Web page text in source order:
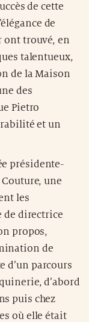
de cette
de
ont trouvé, en
talentueux,
de la Maison
des
Pietro
et un
présidente-
une
les
de directrice
propos,
de
d’un parcours
d’abord
puis chez
où elle était